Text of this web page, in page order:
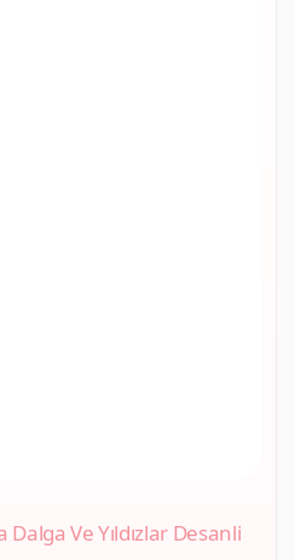
Ve Yıldızlar Desanli